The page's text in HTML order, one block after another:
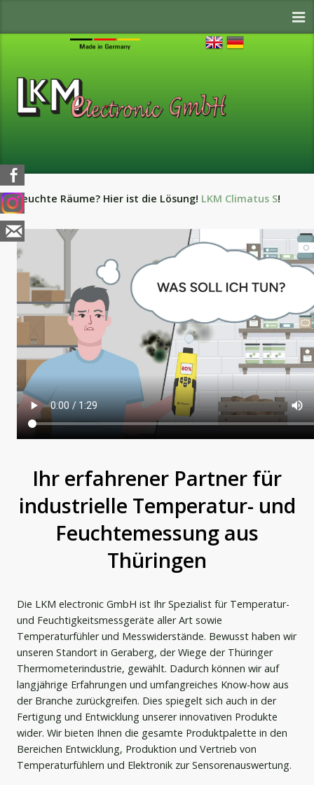
Feuchte Räume? Hier ist die Lösung! LKM Climatus S!
Ihr erfahrener Partner für
industrielle Temperatur- und
Feuchtemessung aus
Thüringen
Die LKM electronic GmbH ist Ihr Spezialist für Temperatur-
und Feuchtigkeitsmessgeräte aller Art sowie
Temperaturfühler und Messwiderstände. Bewusst haben wir
unseren Standort in Geraberg, der Wiege der Thüringer
Thermometerindustrie, gewählt. Dadurch können wir auf
langjährige Erfahrungen und umfangreiches Know-how aus
der Branche zurückgreifen. Dies spiegelt sich auch in der
Fertigung und Entwicklung unserer innovativen Produkte
wider. Wir bieten Ihnen die gesamte Produktpalette in den
Bereichen Entwicklung, Produktion und Vertrieb von
Temperaturfühlern und Elektronik zur Sensorenauswertung.